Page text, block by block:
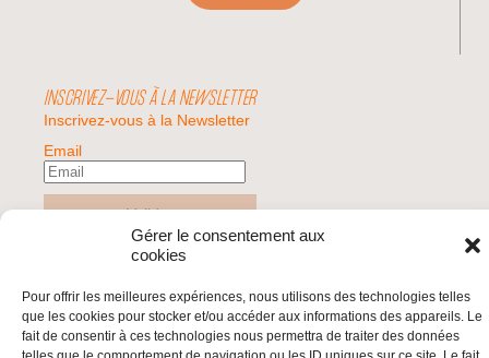
Gérer le consentement aux
cookies
Pour offrir les meilleures expériences, nous utilisons des technologies telles
que les cookies pour stocker et/ou accéder aux informations des appareils. Le
fait de consentir à ces technologies nous permettra de traiter des données
INSCRIVEZ-VOUS À LA NEWSLETTER
Inscrivez-vous à la Newsletter
Email
Valider
© 2026 | BDS France | Boycott Désinvestissement Sanctions, la réponse
citoyenne et non-violente à l'impunité d'Israël |